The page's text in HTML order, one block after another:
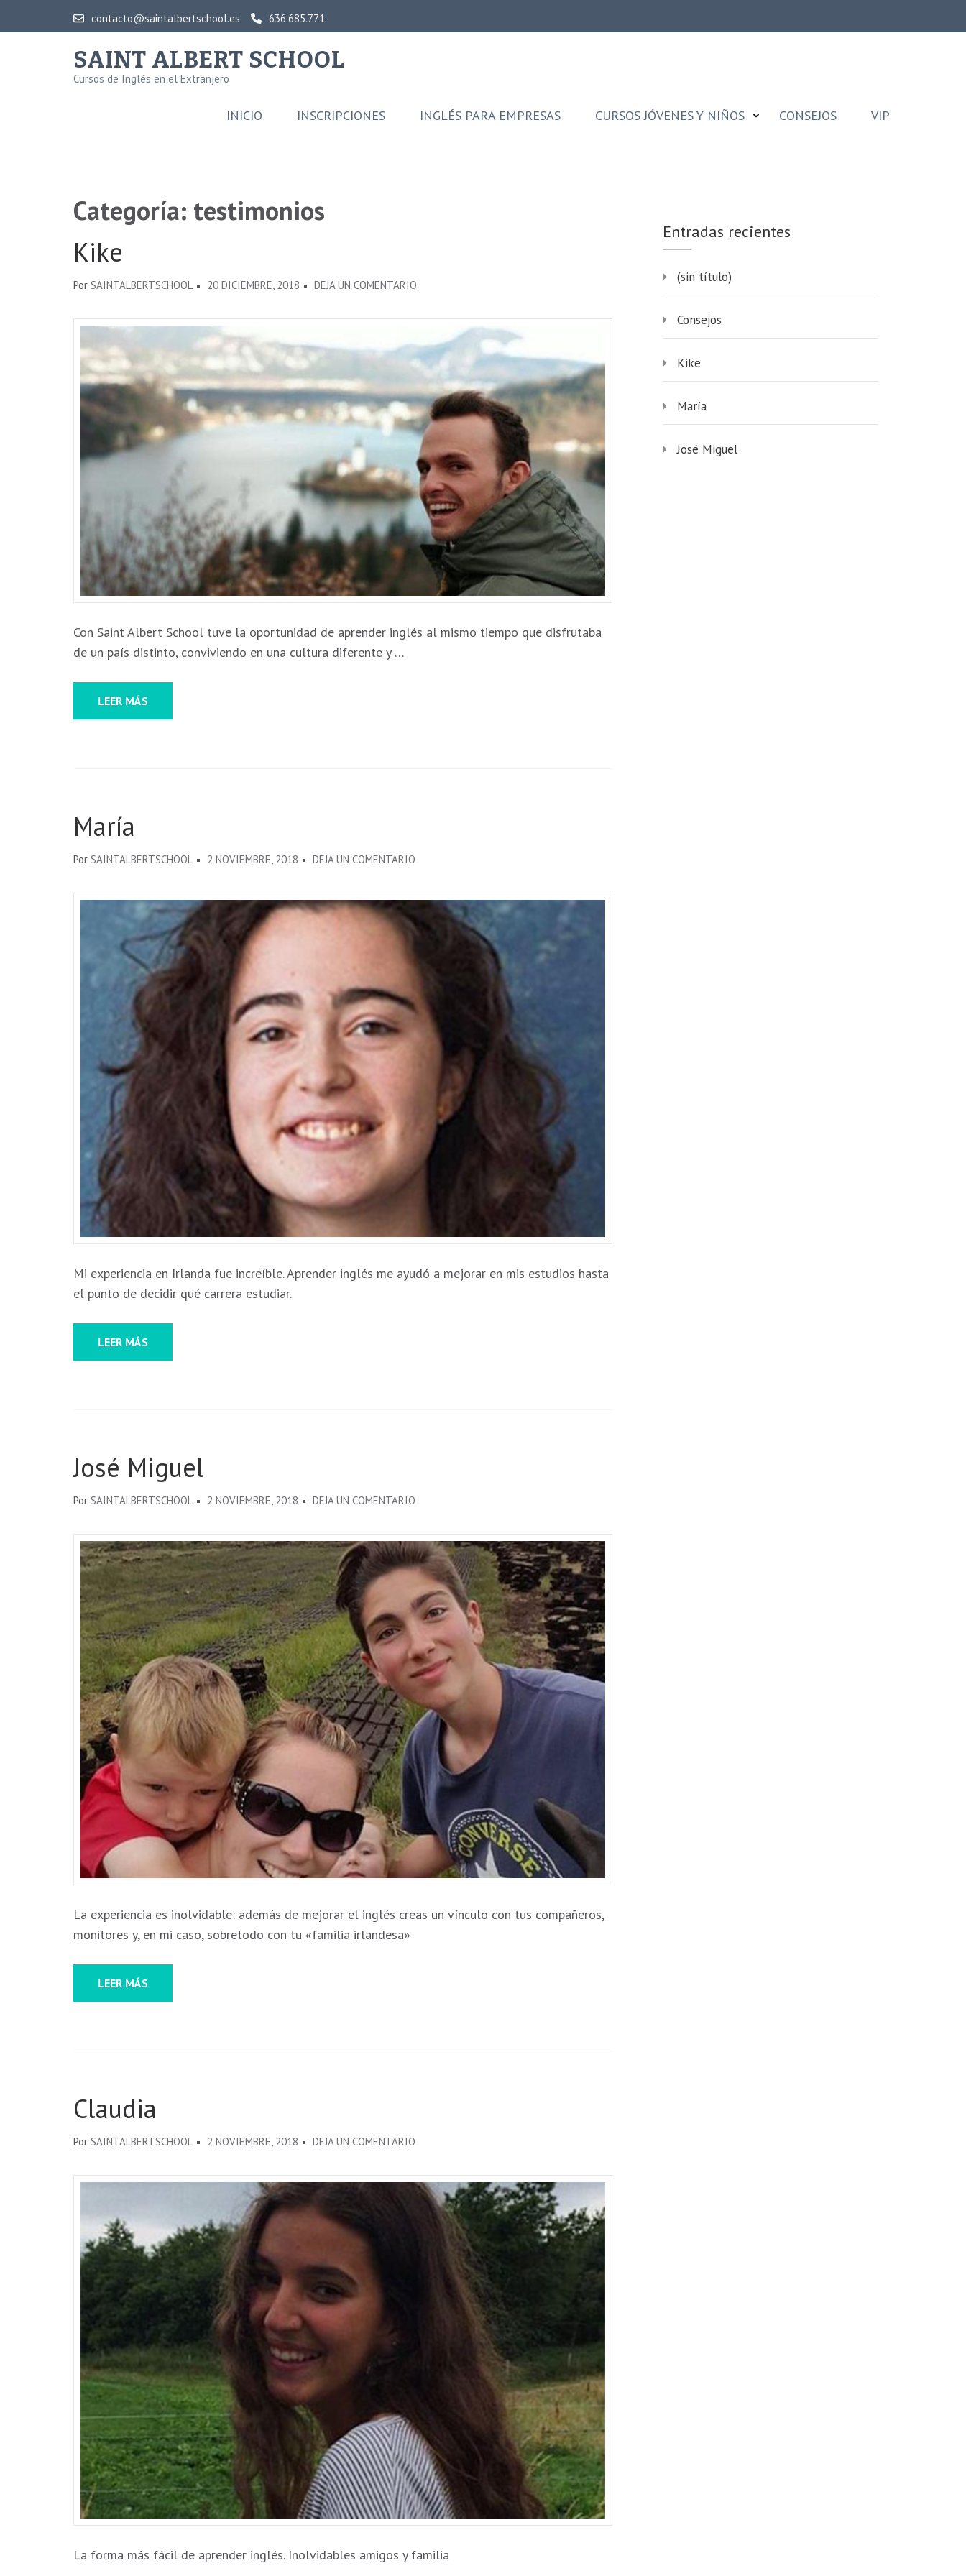
al
contacto@saintalbertschool.es 636.685.771
SAINT ALBERT SCHOOL
Cursos de Inglés en el Extranjero
INICIO INSCRIPCIONES INGLÉS PARA EMPRESAS CURSOS JÓVENES Y NIÑOS CONSEJOS VIP
Categoría: testimonios
Kike
Por SAINTALBERTSCHOOL 20 DICIEMBRE, 2018 DEJA UN COMENTARIO
Con Saint Albert School tuve la oportunidad de aprender inglés al mismo tiempo que disfrutaba
de un país distinto, conviviendo en una cultura diferente y …
LEER MÁS
María
Por SAINTALBERTSCHOOL 2 NOVIEMBRE, 2018 DEJA UN COMENTARIO
Mi experiencia en Irlanda fue increíble. Aprender inglés me ayudó a mejorar en mis estudios hasta
el punto de decidir qué carrera estudiar.
LEER MÁS
José Miguel
Por SAINTALBERTSCHOOL 2 NOVIEMBRE, 2018 DEJA UN COMENTARIO
MIGUEL
La experiencia es inolvidable: además de mejorar el inglés creas un vínculo con tus compañeros,
monitores y, en mi caso, sobretodo con tu «familia irlandesa»
LEER MÁS
Claudia
Por SAINTALBERTSCHOOL 2 NOVIEMBRE, 2018 DEJA UN COMENTARIO
La forma más fácil de aprender inglés. Inolvidables amigos y familia
Entradas recientes
(sin título)
Consejos
Kike
María
José Miguel